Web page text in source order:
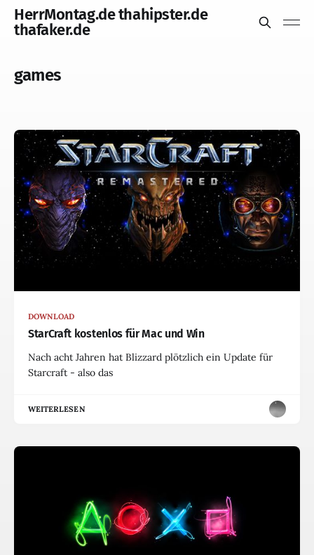
HerrMontag.de thahipster.de
thafaker.de
games
DOWNLOAD
StarCraft kostenlos für Mac und Win
Nach acht Jahren hat Blizzard plötzlich ein Update für
Starcraft - also das
WEITERLESEN